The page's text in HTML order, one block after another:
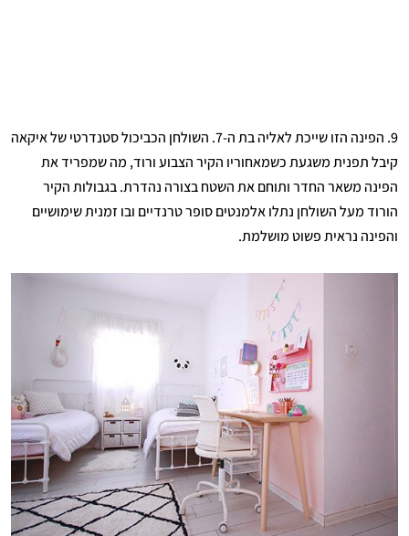
9. הפינה הזו שייכת לאליה בת ה-7. השולחן הכביכול סטנדרטי של איקאה
קיבל תפנית משגעת כשמאחוריו הקיר הצבוע ורוד, מה שמפריד את
הפינה משאר החדר ותוחם את השטח בצורה נהדרת. בגבולות הקיר
הורוד מעל השולחן נתלו אלמנטים סופר טרנדיים ובו זמנית שימושיים
והפינה נראית פשוט מושלמת.